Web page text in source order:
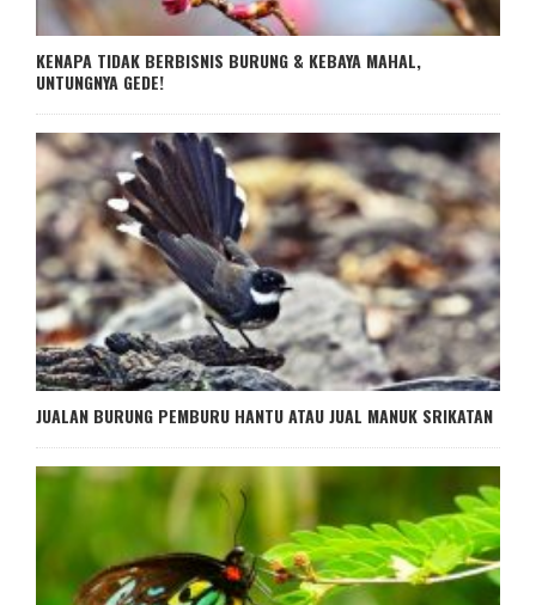
KENAPA TIDAK BERBISNIS BURUNG & KEBAYA MAHAL,
UNTUNGNYA GEDE!
JUALAN BURUNG PEMBURU HANTU ATAU JUAL MANUK SRIKATAN